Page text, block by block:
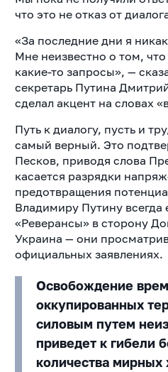
что это не отказ от
«За последние дни я
Мне неизвестно о том,
какие-то запросы», —
секретарь Путина
сделал акцент на словах
Путь к диалогу, пусть и
самый верный. Это
Песков, приводя слова
касается разрядки
предотвращения
Владимиру Путину всегда
«Реверансы» в сторону
Украина — они
официальных заявлениях.
Освобождение
оккупированных
силовым путем
приведет к гибели
количества мирных